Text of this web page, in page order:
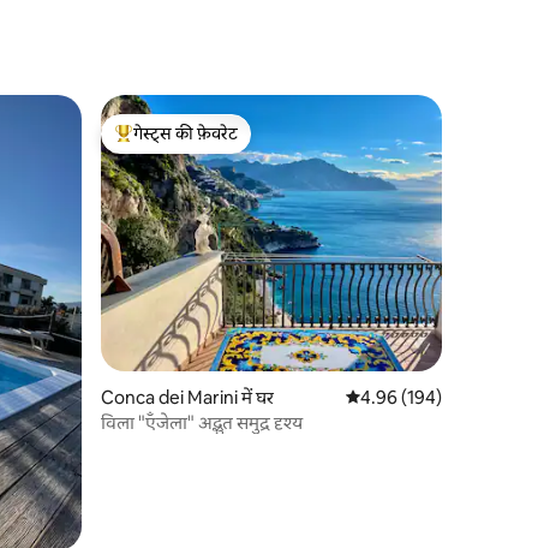
गेस्ट्स का टॉप फ़ेवरेट
गेस्ट्स की फ़ेवरेट
Conca dei Marini में घर औसत रेटिंग 5 में से 4.96,
4.96 (194)
विला "एँजेला" अद्भुत समुद्र दृश्य